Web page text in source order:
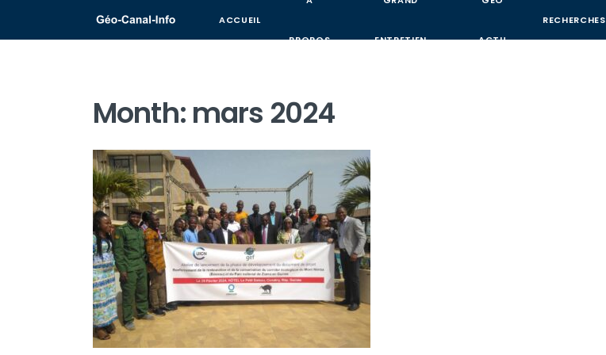
ACCUEIL
PROPOS ENTRETIEN ACTU
RECHERCHES
Month: mars 2024